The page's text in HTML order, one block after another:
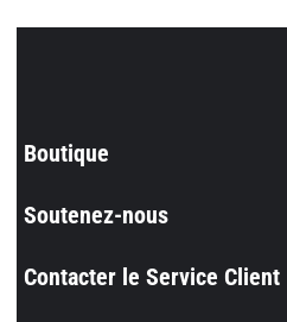
Boutique
Soutenez-nous
Contacter le Service Client